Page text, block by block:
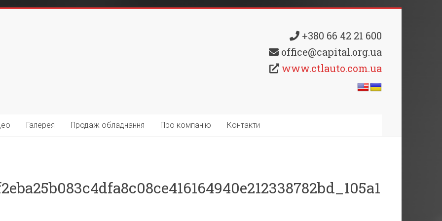
+380 66 42 21 600
office@capital.org.ua
www.ctlauto.com.ua
Галерея Продаж обладнання Про компанію Контакти